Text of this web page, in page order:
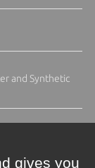
and Synthetic
gives you